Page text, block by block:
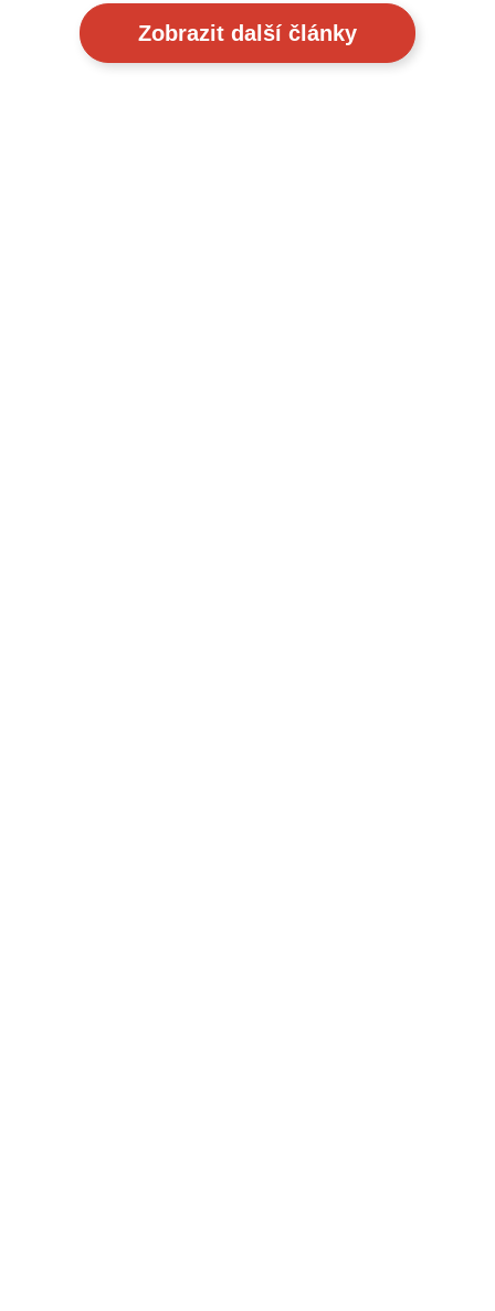
Zobrazit další články